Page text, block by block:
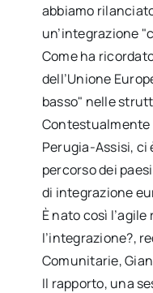
abbiamo
un’integrazione
Come ha
dell’Unione
basso" nelle
Contestualmente
Perugia-Assisi,
percorso dei
di integrazione
È nato così
l’integrazione?,
Comunitarie,
Il rapporto, una